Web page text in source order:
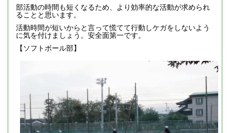
部活動の時間も短くなるため、より効率的な活動が求められ
ることと思います。
活動時間が短いからと言って慌てて行動しケガをしないよう
に気を付けましょう。安全面第一です。
【ソフトボール部】